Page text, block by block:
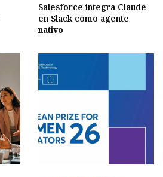
Salesforce integra Claude
en Slack como agente
nativo